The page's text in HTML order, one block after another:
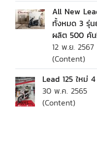
All New
ทั้งหมด 3 รุ่น
ผลิต 500 คั
12 พ.ย. 2567
(Content)
Lead 125 ใหม่
30 พ.ค. 2565
(Content)